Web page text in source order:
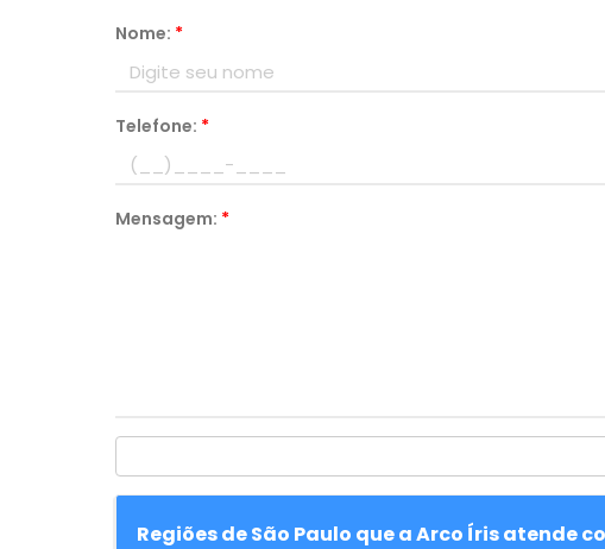
Nome: *
Telefone: *
Mensagem: *
Regiões de São Paulo que a Arco Íris atende